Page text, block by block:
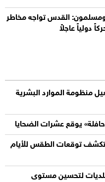
ومسلمون: القدس تواجه مخاطر
دولياً عاجلاً
منظومة الموارد البشرية
يوقع عشرات الضحايا
تكشف توقعات الطقس للأيام
لتحسين مستوى